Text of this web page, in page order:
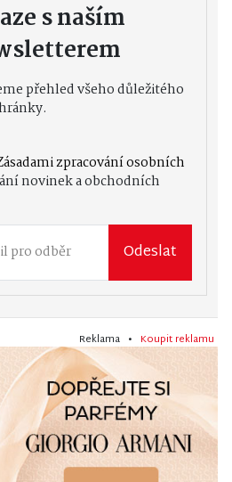
s naším
přehled všeho důležitého
zpracování osobních
novinek a obchodních
Odeslat
Reklama • Koupit reklamu